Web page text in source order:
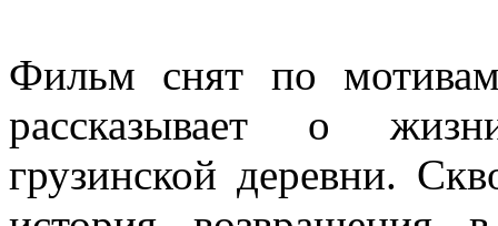
Фильм снят по
рассказывает о
грузинской деревни.